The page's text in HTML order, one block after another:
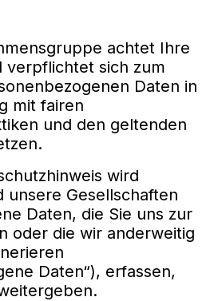
achtet Ihre
verpflichtet sich zum
Daten in
mit fairen
und den geltenden
wird
unsere Gesellschaften
Daten, die Sie uns zur
oder die wir anderweitig
Daten“), erfassen,